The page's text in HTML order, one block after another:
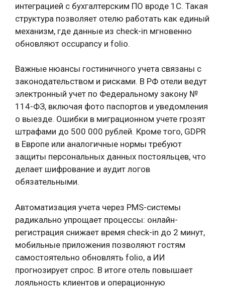
интеграцией с бухгалтерским ПО вроде 1С. Такая
структура позволяет отелю работать как единый
механизм, где данные из check-in мгновенно
обновляют occupancy и folio.
Важные нюансы гостиничного учета связаны с
законодательством и рисками. В РФ отели ведут
электронный учет по Федеральному закону №
114-ФЗ, включая фото паспортов и уведомления
о выезде. Ошибки в миграционном учете грозят
штрафами до 500 000 рублей. Кроме того, GDPR
в Европе или аналогичные нормы требуют
защиты персональных данных постояльцев, что
делает шифрование и аудит логов
обязательными.
Автоматизация учета через PMS-системы
радикально упрощает процессы: онлайн-
регистрация снижает время check-in до 2 минут,
мобильные приложения позволяют гостям
самостоятельно обновлять folio, а ИИ
прогнозирует спрос. В итоге отель повышает
лояльность клиентов и операционную